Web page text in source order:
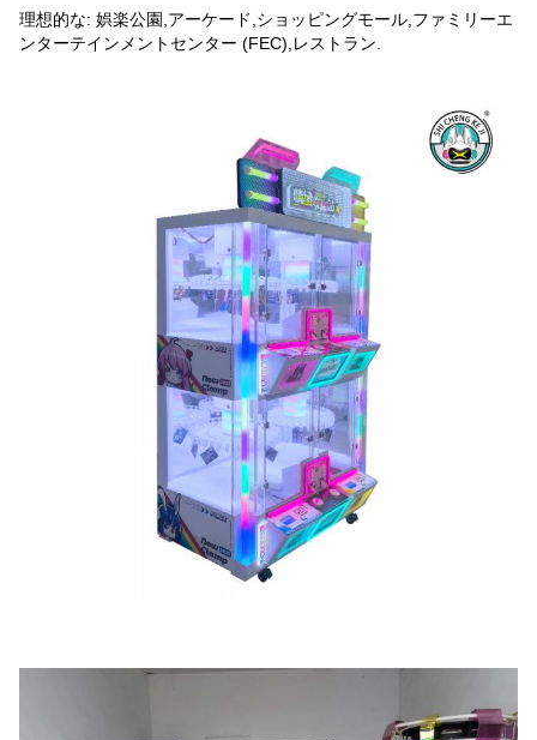
理想的な: 娯楽公園,アーケード,ショッピングモール,ファミリーエ
ンターテインメントセンター (FEC),レストラン.